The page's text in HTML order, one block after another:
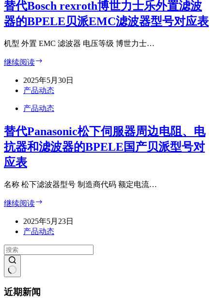
替代Bosch rexroth博世力士乐外置滤波
器的BPELE贝派EMC滤波器型号对应表
机型 外置 EMC 滤波器 电压等级 博世力士…
继续阅读
Bosch
rexroth
世
士
乐
外
波
器
贝
派
2025年5月30日
产品动态
产品动态
替代Panasonic松下伺服器周边电阻、电
抗器和滤波器的BPELE国产贝派型号对
应表
名称 松下滤波器型号 制造商代码 额定电流…
继续阅读
Panasonic
松
2025年5月23日
产品动态
结
近期新闻